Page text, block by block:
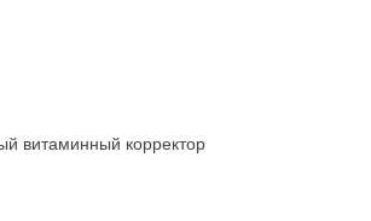
витаминный корректор